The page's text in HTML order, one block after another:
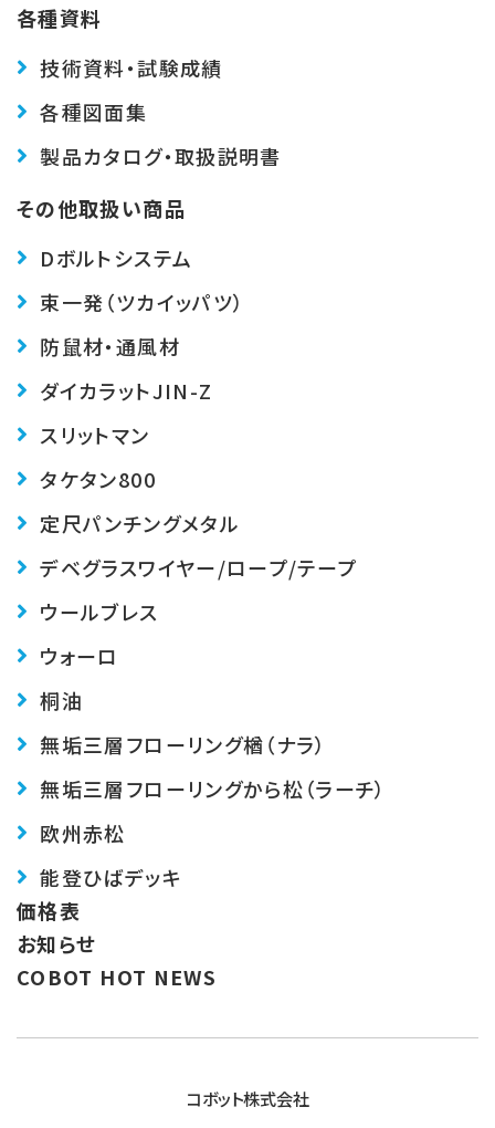
各種資料
技術資料・試験成績
各種図面集
製品カタログ・取扱説明書
その他取扱い商品
Dボルトシステム
束一発（ツカイッパツ）
防鼠材・通風材
ダイカラットJIN-Z
スリットマン
タケタン800
定尺パンチングメタル
デベグラスワイヤー/ロープ/テープ
ウールブレス
ウォーロ
桐油
無垢三層フローリング楢（ナラ）
無垢三層フローリングから松（ラーチ）
欧州赤松
能登ひばデッキ
価格表
お知らせ
COBOT HOT NEWS
コボット株式会社